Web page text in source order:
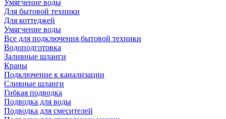
Умягчение воды
Для бытовой техники
Для коттеджей
Умягчение воды
Все для подключения бытовой техники
Водоподготовка
Заливные шланги
Краны
Подключение к канализации
Сливные шланги
Гибкая подводка
Подводка для воды
Подводка для смесителей